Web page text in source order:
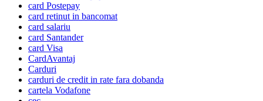
card Postepay
card retinut in bancomat
card salariu
card Santander
card Visa
CardAvantaj
Carduri
carduri de credit in rate fara dobanda
cartela Vodafone